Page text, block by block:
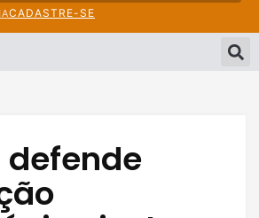
CADASTRE-SE
defende